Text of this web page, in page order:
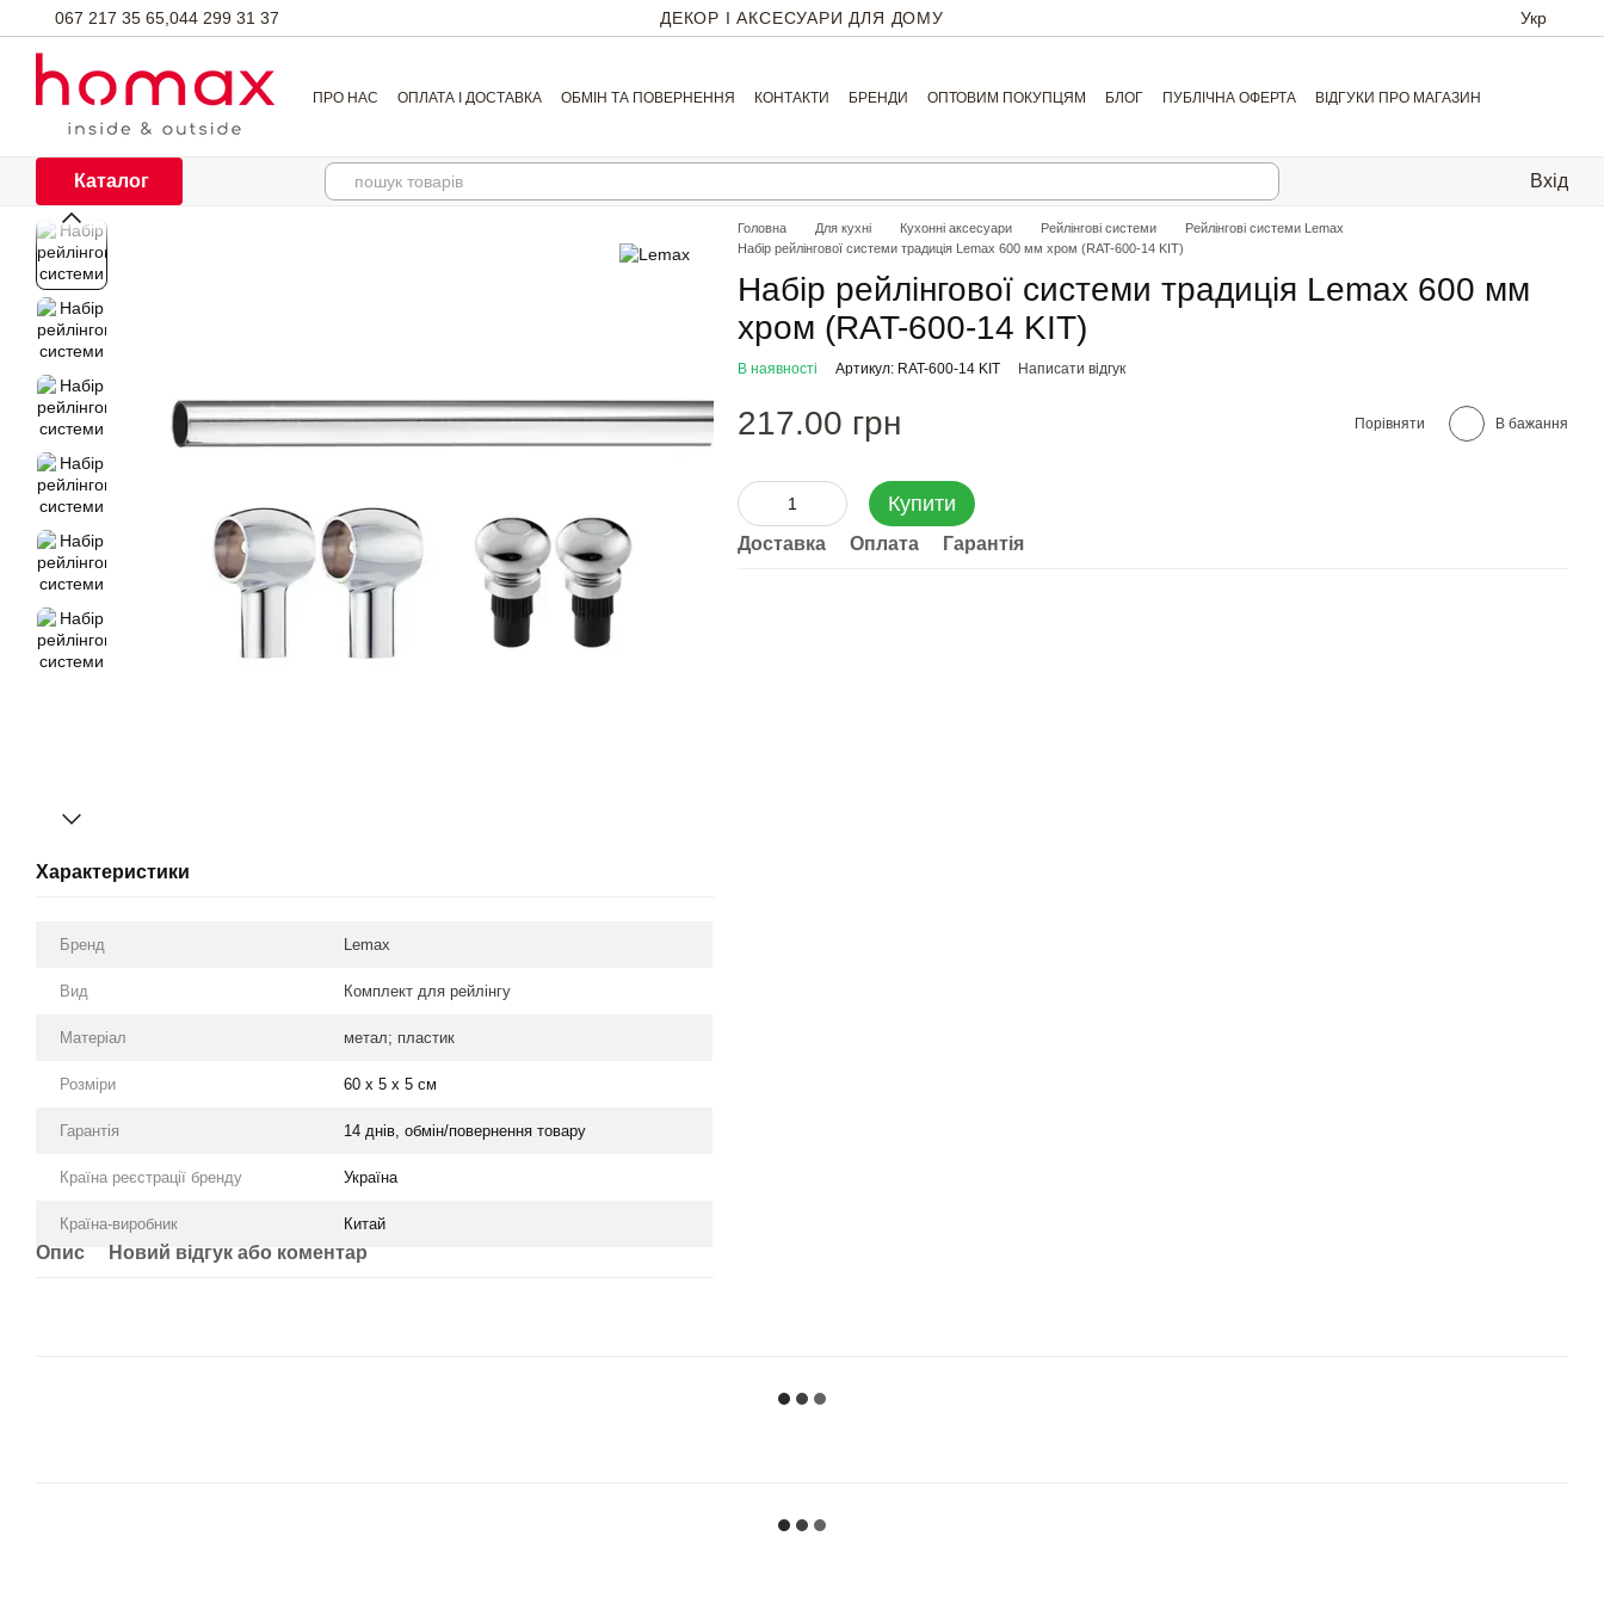
Перейти до основного контенту
067 217 35 65, 044 299 31 37 ДЕКОР І АКСЕСУАРИ ДЛЯ ДОМУ Укр
ПРО НАС ОПЛАТА І ДОСТАВКА ОБМІН ТА ПОВЕРНЕННЯ КОНТАКТИ БРЕНДИ ОПТОВИМ ПОКУПЦЯМ БЛОГ ПУБЛІЧНА ОФЕРТА ВІДГУКИ ПРО МАГАЗИН
Каталог Вхід
Характеристики
Бренд Lemax
Вид Комплект для рейлінгу
Матеріал метал; пластик
Розміри 60 x 5 x 5 см
Гарантія 14 днів, обмін/повернення товару
Країна реєстрації бренду Україна
Країна-виробник Китай
Опис Новий відгук або коментар
Головна Для кухні Кухонні аксесуари Рейлінгові системи
Рейлінгові системи Lemax
Набір рейлінгової системи традиція Lemax 600 мм хром (RAT-600-14 KIT)
Набір рейлінгової системи традиція Lemax 600 мм
хром (RAT-600-14 KIT)
В наявності Артикул: RAT-600-14 KIT Написати відгук
217.00 грн Порівняти В бажання
Купити
Доставка Оплата Гарантія